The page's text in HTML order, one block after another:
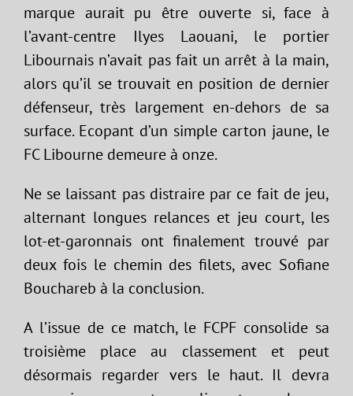
marque aurait pu être ouverte si, face à
l’avant-centre Ilyes Laouani, le portier
Libournais n’avait pas fait un arrêt à la main,
alors qu’il se trouvait en position de dernier
défenseur, très largement en-dehors de sa
surface. Ecopant d’un simple carton jaune, le
FC Libourne demeure à onze.
Ne se laissant pas distraire par ce fait de jeu,
alternant longues relances et jeu court, les
lot-et-garonnais ont finalement trouvé par
deux fois le chemin des filets, avec Sofiane
Bouchareb à la conclusion.
A l’issue de ce match, le FCPF consolide sa
troisième place au classement et peut
désormais regarder vers le haut. Il devra